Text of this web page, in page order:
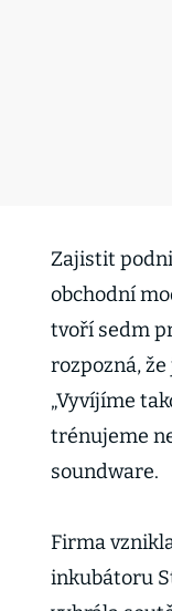
Zajistit
obchodní
tvoří sedm
rozpozná,
„Vyvíjíme
trénujeme
soundware.
Firma
inkubátoru